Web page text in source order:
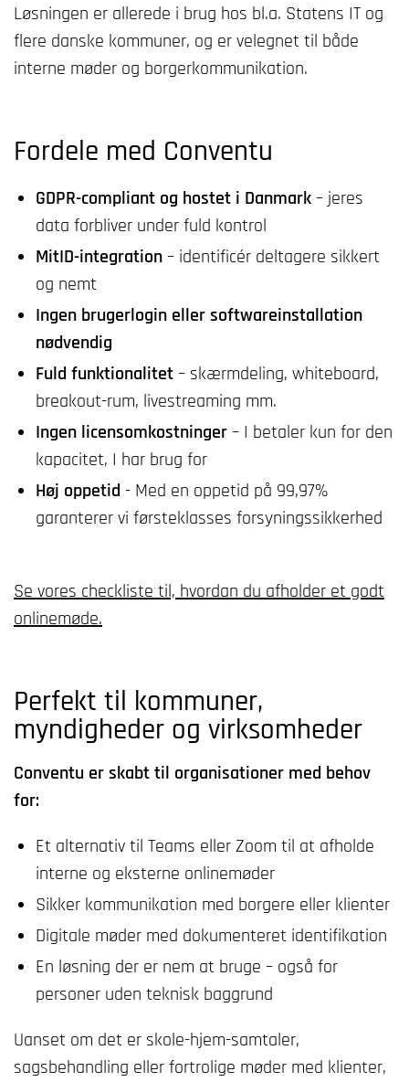
Løsningen er allerede i brug hos bl.a. Statens IT og
flere danske kommuner, og er velegnet til både
interne møder og borgerkommunikation.
Fordele med Conventu
GDPR-compliant og hostet i Danmark– jeres
data forbliver under fuld kontrol
MitID-integration– identificér deltagere sikkert
og nemt
Ingen brugerlogin eller softwareinstallation
nødvendig
Fuld funktionalitet– skærmdeling, whiteboard,
breakout-rum, livestreaming mm.
Ingen licensomkostninger– I betaler kun for den
kapacitet, I har brug for
Høj oppetid- Med en oppetid på 99,97%
garanterer vi første­klasses forsynings­sikkerhed
Se vores checkliste til, hvordan du afholder et godt
onlinemøde.
Perfekt til kommuner,
myndigheder og virksomheder
Conventu er skabt til organisationer med behov
for:
Et alternativ til Teams eller Zoom til at afholde
interne og eksterne onlinemøder
Sikker kommunikation med borgere eller klienter
Digitale møder med dokumenteret identifikation
En løsning der er nem at bruge – også for
personer uden teknisk baggrund
Uanset om det er skole-hjem-samtaler,
sagsbehandling eller fortrolige møder med klienter,